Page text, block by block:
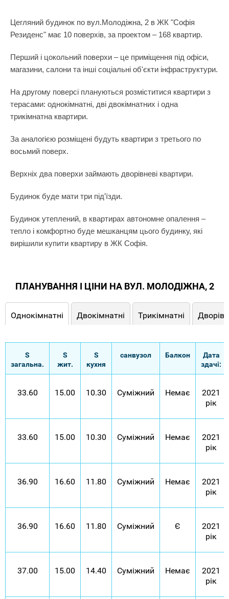
Цегляний будинок по вул.Молодіжна, 2 в ЖК "Софія
Резиденс" має 10 поверхів, за проектом – 168 квартир.
Перший і цокольний поверхи – це приміщення під офіси,
магазини, салони та інші соціальні об'єкти інфраструктури.
На другому поверсі плануються розміститися квартири з
терасами: однокімнатні, дві двокімнатних і одна
трикімнатна квартири.
За аналогією розміщені будуть квартири з третього по
восьмий поверх.
Верхніх два поверхи займають дворівневі квартири.
Будинок буде мати три під'їзди.
Будинок утеплений, в квартирах автономне опалення –
тепло і комфортно буде мешканцям цього будинку, які
вирішили купити квартиру в ЖК Софія.
ПЛАНУВАННЯ І ЦІНИ НА ВУЛ. МОЛОДІЖНА, 2
Однокімнатні Двокімнатні Трикімнатні
S
загальна.
S
жит.
S
кухня
санвузол Балкон
Дата
здачі:
33.60 15.00 10.30 Суміжний Немає
2021
рік
33.60 15.00 10.30 Суміжний Немає
2021
рік
36.90 16.60 11.80 Суміжний Немає
2021
рік
36.90 16.60 11.80 Суміжний Є
2021
рік
37.00 15.00 14.40 Суміжний Немає
2021
рік